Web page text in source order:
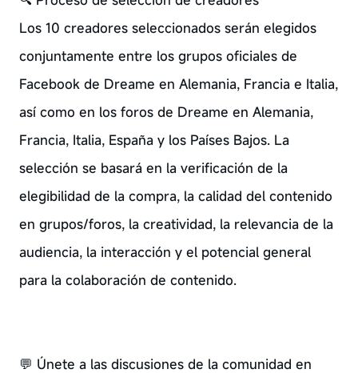
Los 10 creadores seleccionados serán elegidos
conjuntamente entre los grupos oficiales de
Facebook de Dreame en Alemania, Francia e Italia,
así como en los foros de Dreame en Alemania,
Francia, Italia, España y los Países Bajos. La
selección se basará en la verificación de la
elegibilidad de la compra, la calidad del contenido
en grupos/foros, la creatividad, la relevancia de la
audiencia, la interacción y el potencial general
para la colaboración de contenido.
💬 Únete a las discusiones de la comunidad en